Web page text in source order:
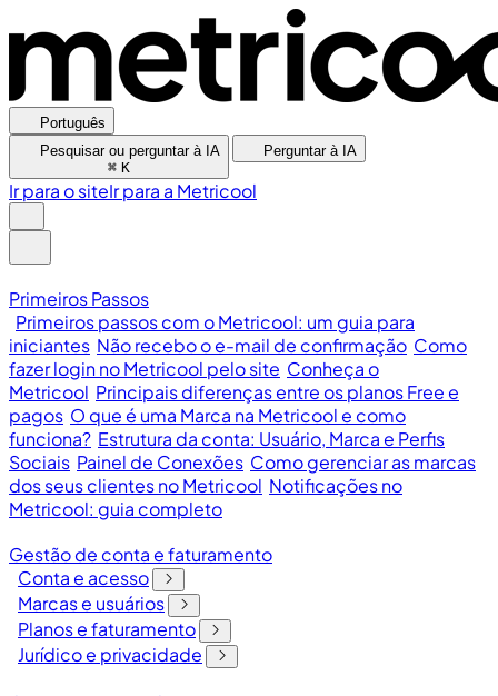
Português
Pesquisar ou perguntar à IA
⌘ K
Perguntar à IA
Ir para o siteIr para a Metricool
Primeiros Passos
Primeiros passos com o Metricool: um guia para
iniciantes Não recebo o e-mail de confirmação Como
fazer login no Metricool pelo site Conheça o
Metricool Principais diferenças entre os planos Free e
pagos O que é uma Marca na Metricool e como
funciona? Estrutura da conta: Usuário, Marca e Perfis
Sociais Painel de Conexões Como gerenciar as marcas
dos seus clientes no Metricool Notificações no
Metricool: guia completo
Gestão de conta e faturamento
Conta e acesso
Marcas e usuários
Planos e faturamento
Jurídico e privacidade